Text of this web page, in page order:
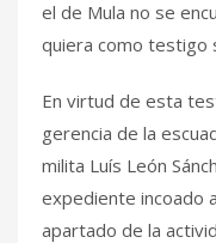
el de Mula no se
quiera como testigo
En virtud de esta
gerencia de la
milita Luís León
expediente incoado
apartado de la